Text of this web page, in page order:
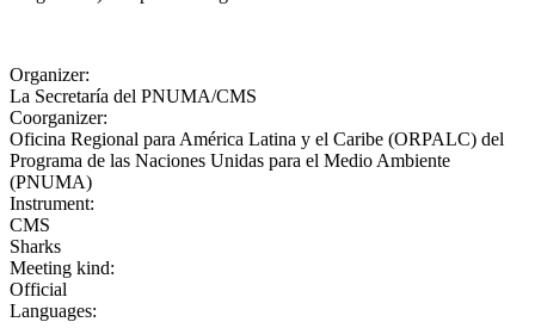
Organizer:
La Secretaría del PNUMA/CMS
Coorganizer:
Oficina Regional para América Latina y el Caribe (ORPALC) del
Programa de las Naciones Unidas para el Medio Ambiente
(PNUMA)
Instrument:
CMS
Sharks
Meeting kind:
Official
Languages: